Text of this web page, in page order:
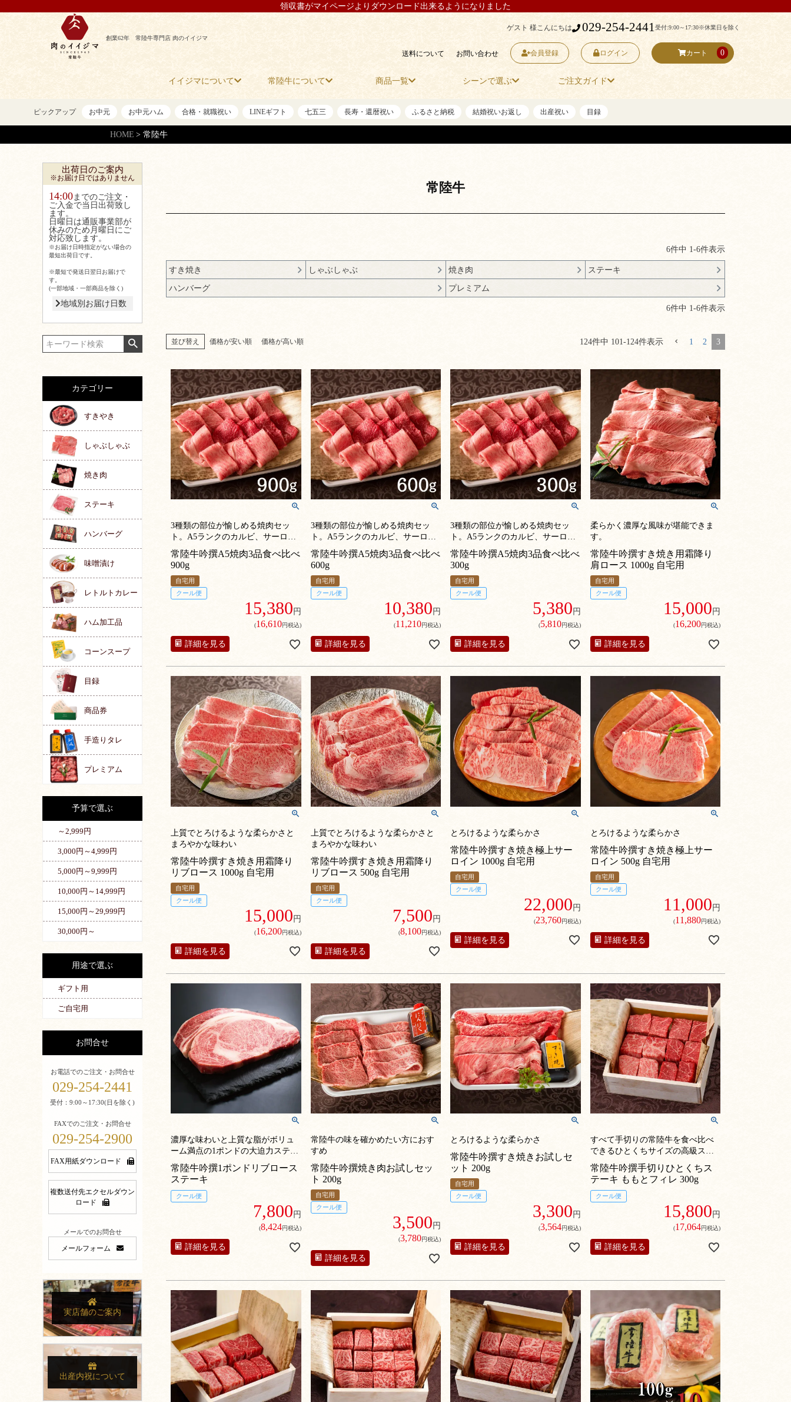
領収書がマイページよりダウンロード出来るようになりました
創業62年 常陸牛専門店 肉のイイジマ
ゲスト 様こんにちは 029-254-2441受付:9:00～17:30※休業日を除く
送料について お問い合わせ 会員登録 ログイン カート 0
イイジマについて 常陸牛について 商品一覧 シーンで選ぶ ご注文ガイド
ピックアップ お中元 お中元ハム 合格・就職祝い LINEギフト 七五三 長寿・還暦祝い ふるさと納税 結婚祝いお返し 出産祝い 目録
HOME 常陸牛
出荷日のご案内
※お届け日ではありません
14:00までのご注文・
ご入金で当日出荷致し
ます。
日曜日は通販事業部が
休みのため月曜日にご
対応致します。
※お届け日時指定がない場合の
最短出荷日です。
※最短で発送日翌日お届けで
す。
(一部地域・一部商品を除く)
地域別お届け日数
カテゴリー
すきやき
しゃぶしゃぶ
焼き肉
ステーキ
ハンバーグ
味噌漬け
レトルトカレー
ハム加工品
コーンスープ
目録
商品券
手造りタレ
プレミアム
予算で選ぶ
～2,999円
3,000円～4,999円
5,000円～9,999円
10,000円～14,999円
15,000円～29,999円
30,000円～
用途で選ぶ
ギフト用
ご自宅用
お問合せ
お電話でのご注文・お問合せ
029-254-2441
受付：9:00～17:30(日を除く)
FAXでのご注文・お問合せ
029-254-2900
FAX用紙ダウンロード
複数送付先エクセルダウン
ロード
メールでのお問合せ
メールフォーム
実店舗のご案内
出産内祝について
常陸牛
6件中 1-6件表示
すき焼き しゃぶしゃぶ 焼き肉 ステーキ
ハンバーグ プレミアム
6件中 1-6件表示
並び替え 価格が安い順 価格が高い順 124件中 101 -124件表示 1 2 3
3種類の部位が愉しめる焼肉セッ
ト。A5ランクのカルビ、サーロイ
ン、ももの詰め合わせ。
常陸牛吟撰A5焼肉3品食べ比べ
900g
自宅用
クール便
15,380 円
(16,610円税込)
詳細を見る
3種類の部位が愉しめる焼肉セッ
ト。A5ランクのカルビ、サーロイ
ン、ももの詰め合わせ。
常陸牛吟撰A5焼肉3品食べ比べ
600g
自宅用
クール便
10,380 円
(11,210円税込)
詳細を見る
3種類の部位が愉しめる焼肉セッ
ト。A5ランクのカルビ、サーロイ
ン、ももの詰め合わせ。
常陸牛吟撰A5焼肉3品食べ比べ
300g
自宅用
クール便
5,380 円
(5,810円税込)
詳細を見る
柔らかく濃厚な風味が堪能できま
す。
常陸牛吟撰すき焼き用霜降り
肩ロース 1000g 自宅用
自宅用
クール便
15,000 円
(16,200円税込)
詳細を見る
上質でとろけるような柔らかさと
まろやかな味わい
常陸牛吟撰すき焼き用霜降り
リブロース 1000g 自宅用
自宅用
クール便
15,000円
(16,200円税込)
詳細を見る
上質でとろけるような柔らかさと
まろやかな味わい
常陸牛吟撰すき焼き用霜降り
リブロース 500g 自宅用
自宅用
クール便
7,500円
(8,100円税込)
詳細を見る
とろけるような柔らかさ
常陸牛吟撰すき焼き極上サー
ロイン 1000g 自宅用
自宅用
クール便
22,000円
(23,760円税込)
詳細を見る
とろけるような柔らかさ
常陸牛吟撰すき焼き極上サー
ロイン 500g 自宅用
自宅用
クール便
11,000円
(11,880円税込)
詳細を見る
濃厚な味わいと上質な脂がボリュ
ーム満点の1ポンドの大迫力ステー
キ!!
常陸牛吟撰1ポンドリブロース
ステーキ
クール便
7,800 円
(8,424円税込)
詳細を見る
常陸牛の味を確かめたい方におす
すめ
常陸牛吟撰焼き肉お試しセッ
ト 200g
自宅用
クール便
3,500 円
(3,780円税込)
詳細を見る
とろけるような柔らかさ
常陸牛吟撰すき焼きお試しセ
ット 200g
自宅用
クール便
3,300 円
(3,564円税込)
詳細を見る
すべて手切りの常陸牛を食べ比べ
できるひとくちサイズの高級ステ
ーキ肉ギフト。
常陸牛吟撰手切りひとくちス
テーキ ももとフィレ 300g
クール便
15,800 円
(17,064円税込)
詳細を見る